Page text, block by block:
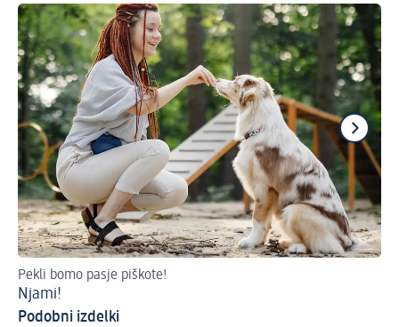
Pekli bomo pasje piškote!
Njami!
Podobni izdelki